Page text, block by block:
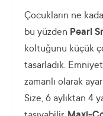
Çocukların ne
bu yüzden Pearl
koltuğunu küçük
tasarladık.
zamanlı olarak
Size, 6 aylıktan 4